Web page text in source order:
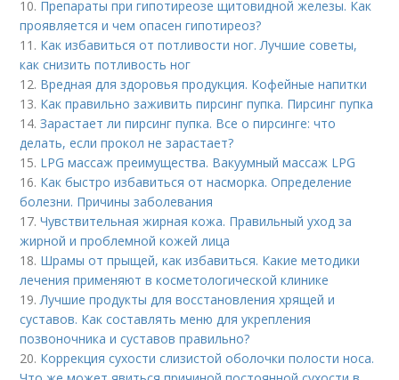
10. Препараты при гипотиреозе щитовидной железы. Как
проявляется и чем опасен гипотиреоз?
11. Как избавиться от потливости ног. Лучшие советы,
как снизить потливость ног
12. Вредная для здоровья продукция. Кофейные напитки
13. Как правильно заживить пирсинг пупка. Пирсинг пупка
14.Зарастает ли пирсинг пупка. Все о пирсинге: что
делать, если прокол не зарастает?
15. LPG массаж преимущества. Вакуумный массаж LPG
16. Как быстро избавиться от насморка. Определение
болезни. Причины заболевания
17.Чувствительная жирная кожа. Правильный уход за
жирной и проблемной кожей лица
18. Шрамы от прыщей, как избавиться. Какие методики
лечения применяют в косметологической клинике
19.Лучшие продукты для восстановления хрящей и
суставов. Как составлять меню для укрепления
позвоночника и суставов правильно?
20. Коррекция сухости слизистой оболочки полости носа.